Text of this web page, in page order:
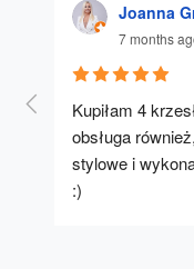
Joanna
7 months
Kupiłam 4
obsługa
stylowe i
:)